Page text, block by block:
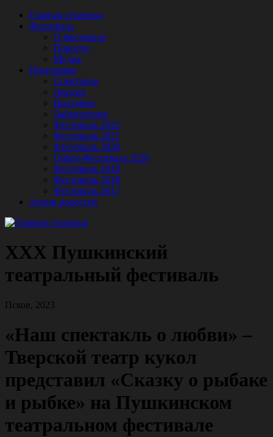
Главная страница
Фестиваль
О фестивале
Новости
Медиа
Программа
Спектакли
Лекции
Выставки
Лаборатория
Фестиваль 2022
Фестиваль 2021
Фестиваль 2020
Online-Фестиваль 2020
Фестиваль 2019
Фестиваль 2018
Фестиваль 2017
Архив новостей
XXX Пушкинский
театральный фестиваль
Псков, 2023
«Наш спектакль о любви» –
Тверской театр кукол
представил «Сказку о рыбаке
и рыбке» на Пушкинском
театральном фестивале